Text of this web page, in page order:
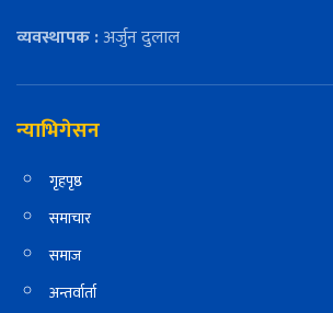
व्यवस्थापक :अर्जुन दुलाल
न्याभिगेसन
गृहपृष्ठ
समाचार
समाज
अन्तर्वार्ता